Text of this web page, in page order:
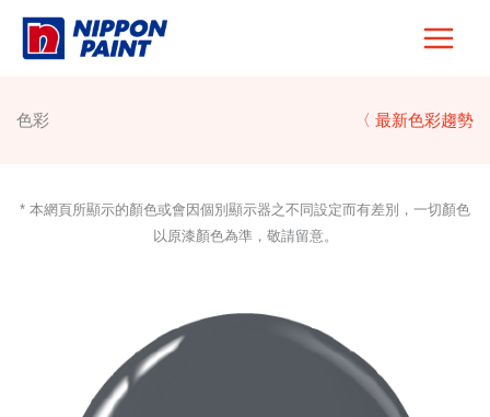
Skip
色彩 〈 最新色彩趨勢
* 本網頁所顯示的顏色或會因個別顯示器之不同設定而有差別，一切顏色
以原漆顏色為準，敬請留意。